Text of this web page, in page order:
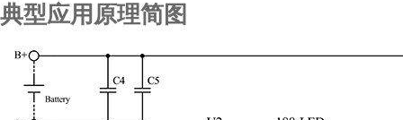
典型应用原理简图